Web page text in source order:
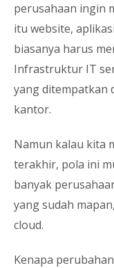
perusahaan ingin
itu website,
biasanya harus
Infrastruktur IT
yang ditempatkan
kantor.
Namun kalau kita
terakhir, pola ini
banyak
yang sudah
cloud.
Kenapa